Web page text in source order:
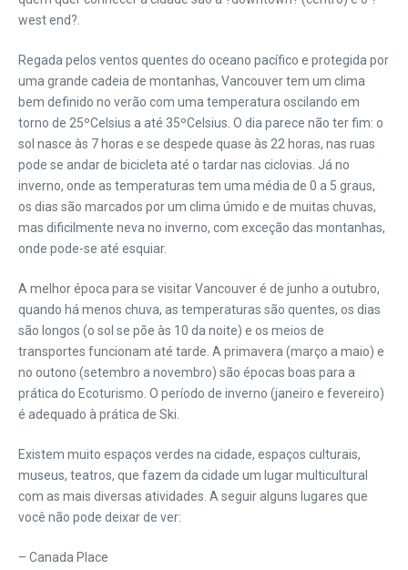
west end?.
Regada pelos ventos quentes do oceano pacífico e protegida por
uma grande cadeia de montanhas, Vancouver tem um clima
bem definido no verão com uma temperatura oscilando em
torno de 25ºCelsius a até 35ºCelsius. O dia parece não ter fim: o
sol nasce às 7 horas e se despede quase às 22 horas, nas ruas
pode se andar de bicicleta até o tardar nas ciclovias. Já no
inverno, onde as temperaturas tem uma média de 0 a 5 graus,
os dias são marcados por um clima úmido e de muitas chuvas,
mas dificilmente neva no inverno, com exceção das montanhas,
onde pode-se até esquiar.
A melhor época para se visitar Vancouver é de junho a outubro,
quando há menos chuva, as temperaturas são quentes, os dias
são longos (o sol se põe às 10 da noite) e os meios de
transportes funcionam até tarde. A primavera (março a maio) e
no outono (setembro a novembro) são épocas boas para a
prática do Ecoturismo. O período de inverno (janeiro e fevereiro)
é adequado à prática de Ski.
Existem muito espaços verdes na cidade, espaços culturais,
museus, teatros, que fazem da cidade um lugar multicultural
com as mais diversas atividades. A seguir alguns lugares que
você não pode deixar de ver:
– Canada Place